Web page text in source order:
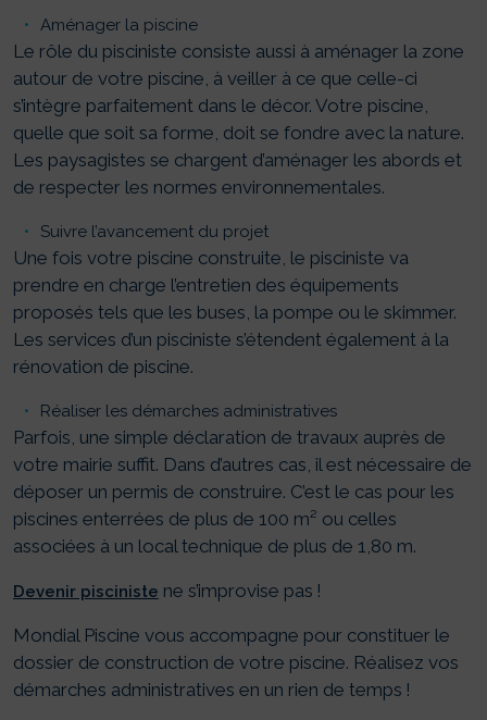
Aménager la piscine
Le rôle du pisciniste consiste aussi à aménager la zone
autour de votre piscine, à veiller à ce que celle-ci
s’intègre parfaitement dans le décor. Votre piscine,
quelle que soit sa forme, doit se fondre avec la nature.
Les paysagistes se chargent d’aménager les abords et
de respecter les normes environnementales.
Suivre l’avancement du projet
Une fois votre piscine construite, le pisciniste va
prendre en charge l’entretien des équipements
proposés tels que les buses, la pompe ou le skimmer.
Les services d’un pisciniste s’étendent également à la
rénovation de piscine.
Réaliser les démarches administratives
Parfois, une simple déclaration de travaux auprès de
votre mairie suffit. Dans d’autres cas, il est nécessaire de
déposer un permis de construire. C’est le cas pour les
piscines enterrées de plus de 100 m² ou celles
associées à un local technique de plus de 1,80 m.
Devenir pisciniste ne s’improvise pas !
Mondial Piscine vous accompagne pour constituer le
dossier de construction de votre piscine. Réalisez vos
démarches administratives en un rien de temps !